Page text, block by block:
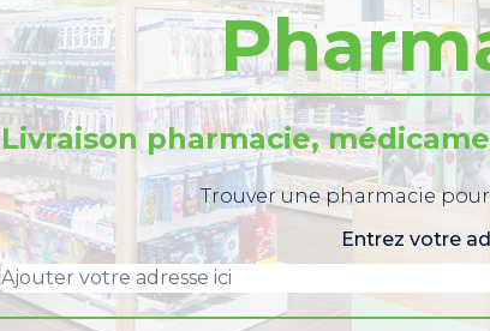
Livraison pharmacie,
Trouver une pharmacie
Entrez votre